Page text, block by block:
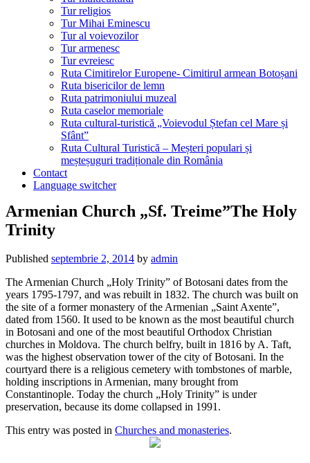
Tur religios
Tur Mihai Eminescu
Tur al voievozilor
Tur armenesc
Tur evreiesc
Ruta Cimitirelor Europene- Cimitirul armean Botoșani
Ruta bisericilor de lemn
Ruta patrimoniului muzeal
Ruta caselor memoriale
Ruta cultural-turistică „Voievodul Ștefan cel Mare și
Sfânt”
Ruta Cultural Turistică – Meșteri populari și
meșteșuguri tradiționale din România
Contact
Language switcher
Armenian Church „Sf. Treime”The Holy
Trinity
Published septembrie 2, 2014 by admin
The Armenian Church „Holy Trinity” of Botosani dates from the
years 1795-1797, and was rebuilt in 1832. The church was built on
the site of a former monastery of the Armenian „Saint Axente”,
dated from 1560. It used to be known as the most beautiful church
in Botosani and one of the most beautiful Orthodox Christian
churches in Moldova. The church belfry, built in 1816 by A. Taft,
was the highest observation tower of the city of Botosani. In the
courtyard there is a religious cemetery with tombstones of marble,
holding inscriptions in Armenian, many brought from
Constantinople. Today the church „Holy Trinity” is under
preservation, because its dome collapsed in 1991.
This entry was posted in Churches and monasteries.